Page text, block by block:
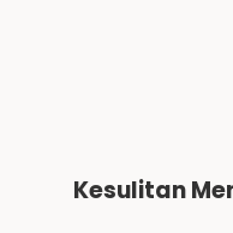
Kesulitan